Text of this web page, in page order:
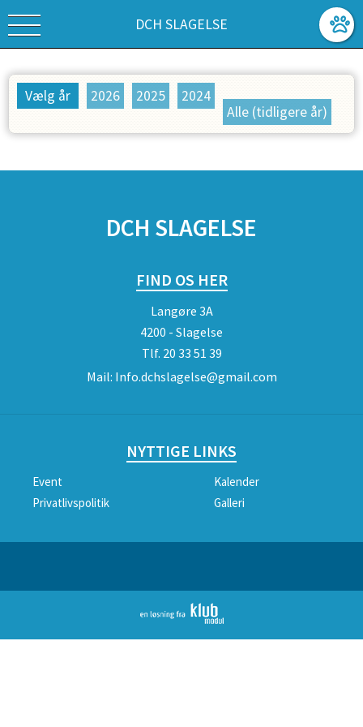
DCH SLAGELSE
Vælg år 2026 2025
2024
Alle (tidligere år)
DCH SLAGELSE
FIND OS HER
Langøre 3A
4200 - Slagelse
Tlf. 20 33 51 39
Mail: Info.dchslagelse@gmail.com
NYTTIGE LINKS
Event
Kalender
Privatlivspolitik
Galleri